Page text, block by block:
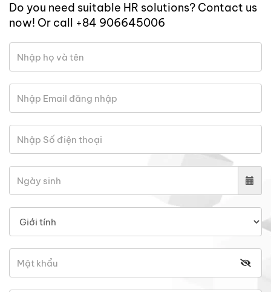
Do you need suitable HR solutions? Contact us
now! Or call +84 906645006